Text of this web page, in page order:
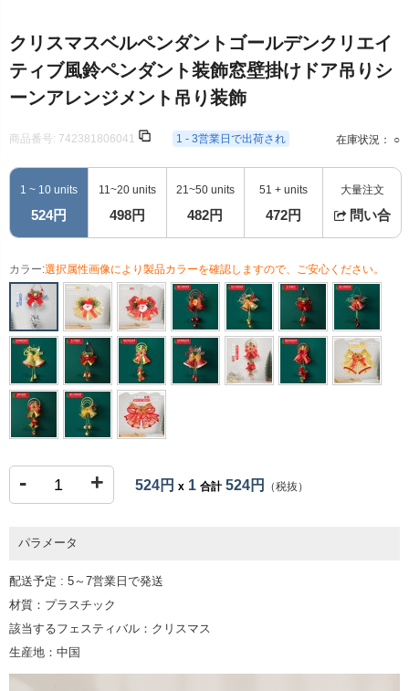
クリスマスベルペンダントゴールデンクリエイ
ティブ風鈴ペンダント装飾窓壁掛けドア吊りシ
ーンアレンジメント吊り装飾
商品番号: 742381806041 1 - 3営業日で出荷され 在庫状況： ○
1 ~ 10 units
524円
11~20 units
498円
21~50 units
482円
51 + units
472円
大量注文
問い合
カラー:選択属性画像により製品カラーを確認しますので、ご安心ください。
- + 524円 x 1 合計524円 （税抜）
パラメータ
配送予定 : 5～7営業日で発送
材質：プラスチック
該当するフェスティバル：クリスマス
生産地：中国